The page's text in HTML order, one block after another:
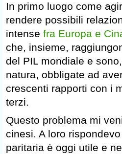
In primo luogo come
rendere possibili
intense fra Europa e
che, insieme,
del PIL mondiale e
natura, obbligate ad
crescenti rapporti con i
terzi.
Questo problema mi
cinesi. A loro
paritaria è oggi utile e